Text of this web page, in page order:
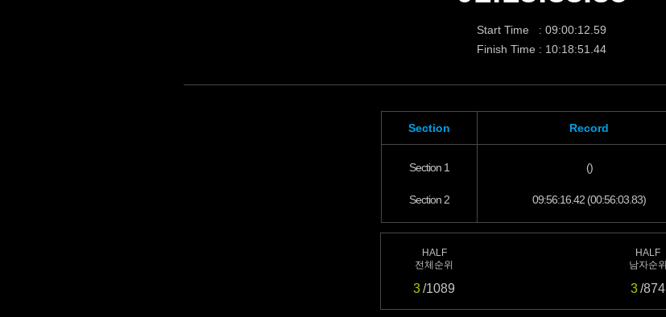
Start Time : 09:00:12.59
Finish Time : 10:18:51.44
Section Record
Section 1 ()
Section 2 09:56:16.42 (00:56:03.83)
HALF
전체순위
3/1089
HALF
남자순위
3/874